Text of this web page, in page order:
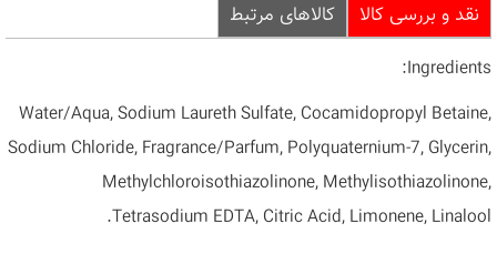
نقد و بررسی کالا کالاهای مرتبط
Ingredients
:
Water/Aqua, Sodium Laureth Sulfate, Cocamidopropyl Betaine,
Sodium Chloride, Fragrance/Parfum, Polyquaternium-7, Glycerin,
Methylchloroisothiazolinone, Methylisothiazolinone,
Tetrasodium EDTA, Citric Acid, Limonene, Linalool
.